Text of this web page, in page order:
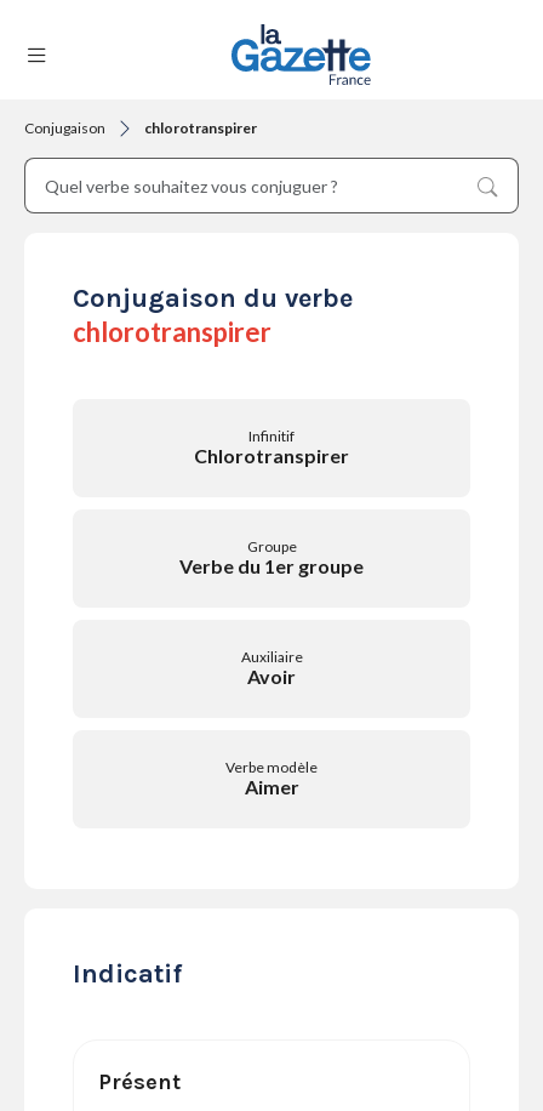
THÉMATIQUES
Conjugaison chlorotranspirer
Conjugaison du verbe
chlorotranspirer
Infinitif
Chlorotranspirer
Groupe
Verbe du 1er groupe
Auxiliaire
Avoir
Verbe modèle
Aimer
Indicatif
Présent